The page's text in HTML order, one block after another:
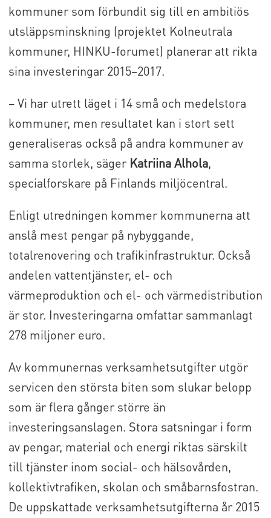
kommuner som förbundit sig till en ambitiös
utsläppsminskning (projektet Kolneutrala
kommuner, HINKU-forumet) planerar att rikta
sina investeringar 2015–2017.
– Vi har utrett läget i 14 små och medelstora
kommuner, men resultatet kan i stort sett
generaliseras också på andra kommuner av
samma storlek, säger Katriina Alhola,
specialforskare på Finlands miljöcentral.
Enligt utredningen kommer kommunerna att
anslå mest pengar på nybyggande,
totalrenovering och trafikinfrastruktur. Också
andelen vattentjänster, el- och
värmeproduktion och el- och värmedistribution
är stor. Investeringarna omfattar sammanlagt
278 miljoner euro.
Av kommunernas verksamhetsutgifter utgör
servicen den största biten som slukar belopp
som är flera gånger större än
investeringsanslagen. Stora satsningar i form
av pengar, material och energi riktas särskilt
till tjänster inom social- och hälsovården,
kollektivtrafiken, skolan och småbarnsfostran.
De uppskattade verksamhetsutgifterna år 2015